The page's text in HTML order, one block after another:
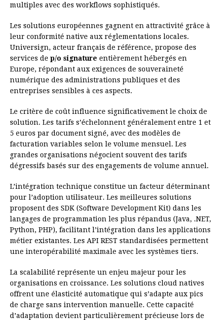
multiples avec des workflows sophistiqués.
Les solutions européennes gagnent en attractivité grâce à
leur conformité native aux réglementations locales.
Universign, acteur français de référence, propose des
services de p/o signature entièrement hébergés en
Europe, répondant aux exigences de souveraineté
numérique des administrations publiques et des
entreprises sensibles à ces aspects.
Le critère de coût influence significativement le choix de
solution. Les tarifs s’échelonnent généralement entre 1 et
5 euros par document signé, avec des modèles de
facturation variables selon le volume mensuel. Les
grandes organisations négocient souvent des tarifs
dégressifs basés sur des engagements de volume annuel.
L’intégration technique constitue un facteur déterminant
pour l’adoption utilisateur. Les meilleures solutions
proposent des SDK (Software Development Kit) dans les
langages de programmation les plus répandus (Java, .NET,
Python, PHP), facilitant l’intégration dans les applications
métier existantes. Les API REST standardisées permettent
une interopérabilité maximale avec les systèmes tiers.
La scalabilité représente un enjeu majeur pour les
organisations en croissance. Les solutions cloud natives
offrent une élasticité automatique qui s’adapte aux pics
de charge sans intervention manuelle. Cette capacité
d’adaptation devient particulièrement précieuse lors de